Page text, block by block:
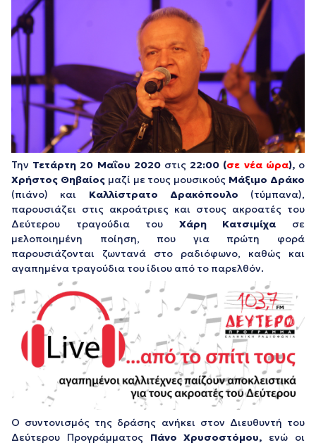
Την Τετάρτη 20 Μαΐου 2020στις 22:00 (σε νέα ώρα),ο
Χρήστος Θηβαίοςμαζί με τους μουσικούς Μάξιμο Δράκο
(πιάνο) και Καλλίστρατο Δρακόπουλο (τύμπανα),
παρουσιάζει στις ακροάτριες και στους ακροατές του
Δεύτερου τραγούδια του Χάρη Κατσιμίχα σε
μελοποιημένη ποίηση, που για πρώτη φορά
παρουσιάζονται ζωντανά στο ραδιόφωνο, καθώς και
αγαπημένα τραγούδια του ίδιου από το παρελθόν.
Ο συντονισμός της δράσης ανήκει στον Διευθυντή του
Δεύτερου Προγράμματος Πάνο Χρυσοστόμου, ενώ οι